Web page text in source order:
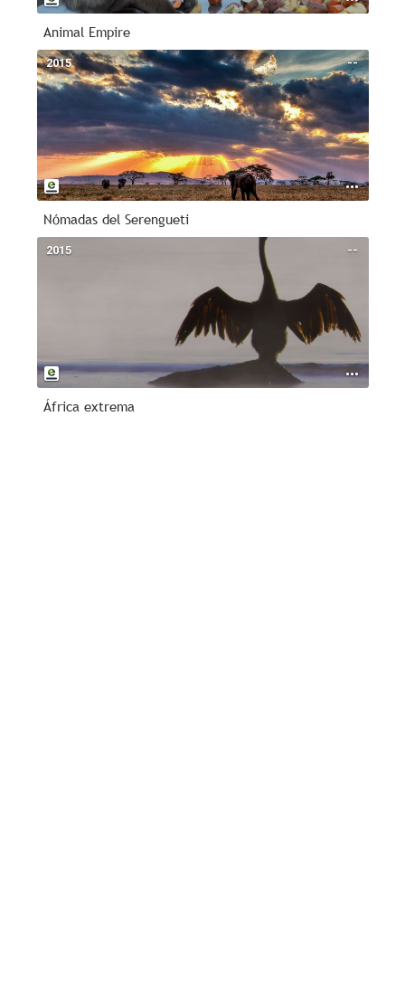
Animal Empire
--
2015
Nómadas del Serengueti
--
2015
África extrema